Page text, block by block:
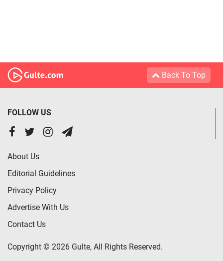
Back To Top
FOLLOW US
About Us
Editorial Guidelines
Privacy Policy
Advertise With Us
Contact Us
Copyright © 2026 Gulte, All Rights Reserved.